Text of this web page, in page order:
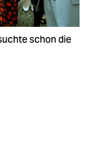
schon die